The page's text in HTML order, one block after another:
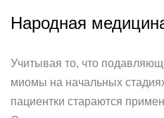
Народная
Учитывая то, что
миомы на начальных
пациентки стараются